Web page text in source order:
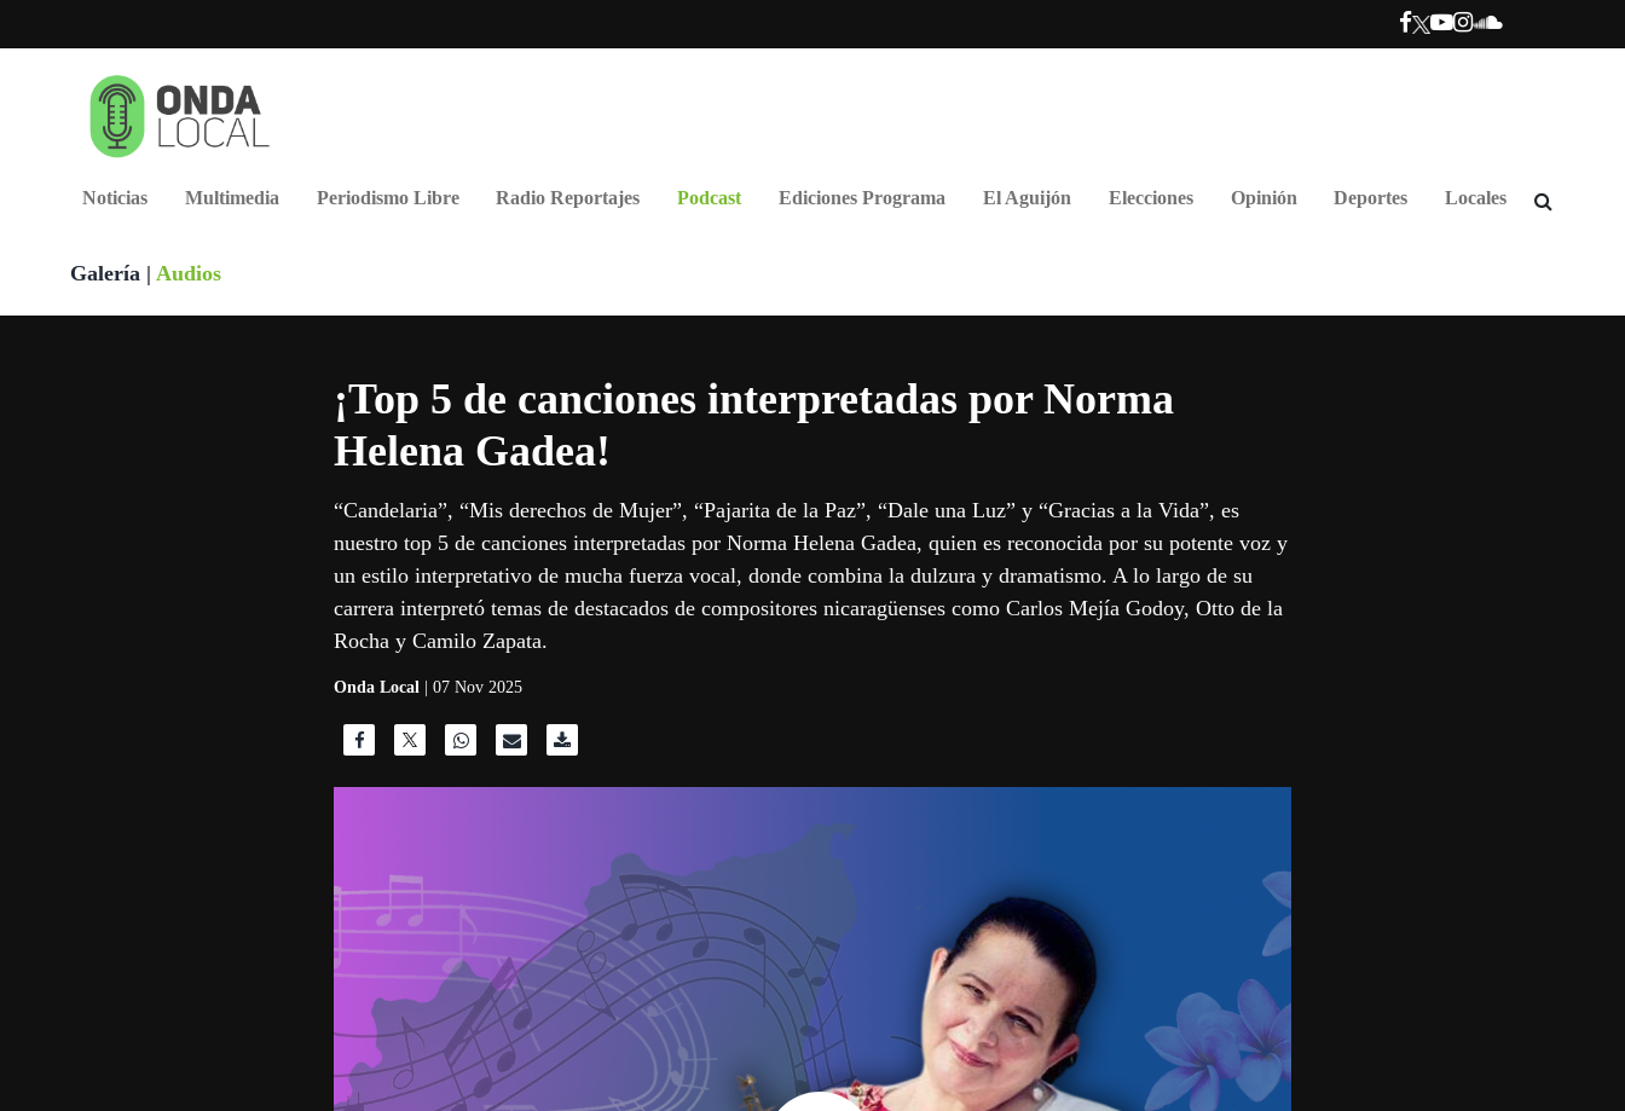
Noticias Multimedia Periodismo Libre Radio Reportajes Podcast Ediciones Programa El Aguijón Elecciones Opinión Deportes Locales
Galería| Audios
¡Top 5 de canciones interpretadas por Norma
Helena Gadea!
“Candelaria”, “Mis derechos de Mujer”, “Pajarita de la Paz”, “Dale una Luz” y “Gracias a la Vida”, es
nuestro top 5 de canciones interpretadas por Norma Helena Gadea, quien es reconocida por su potente voz y
un estilo interpretativo de mucha fuerza vocal, donde combina la dulzura y dramatismo. A lo largo de su
carrera interpretó temas de destacados de compositores nicaragüenses como Carlos Mejía Godoy, Otto de la
Rocha y Camilo Zapata.
Onda Local | 07 Nov 2025